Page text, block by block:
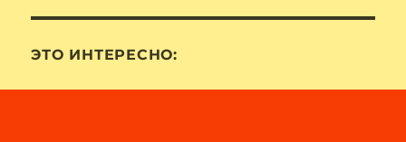
ЭТО ИНТЕРЕСНО: